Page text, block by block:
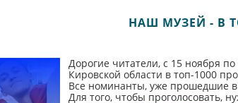
НАШ МУЗЕЙ - В
Дорогие читатели, с 15 ноября
Кировской области в топ-1000
Все номинанты, уже прошедшие в
Для того, чтобы проголосовать,